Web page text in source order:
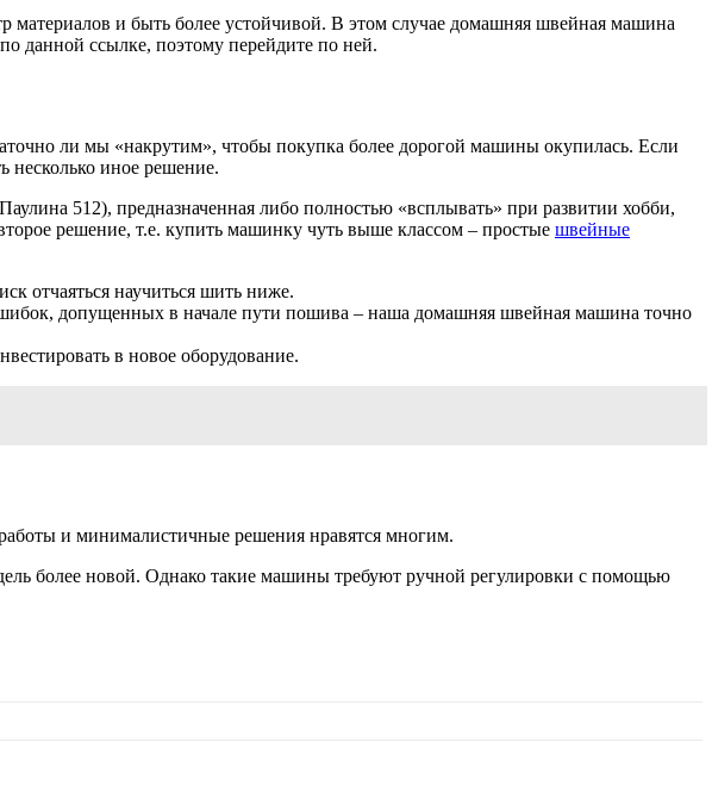
и быть более устойчивой. В этом случае домашняя швейная машина
данной ссылке, поэтому перейдите по ней.
ли мы «накрутим», чтобы покупка более дорогой машины окупилась. Если
несколько иное решение.
512), предназначенная либо полностью «всплывать» при развитии хобби,
решение, т.е. купить машинку чуть выше классом – простые швейные
отчаяться научиться шить ниже.
допущенных в начале пути пошива – наша домашняя швейная машина точно
в новое оборудование.
и минималистичные решения нравятся многим.
более новой. Однако такие машины требуют ручной регулировки с помощью